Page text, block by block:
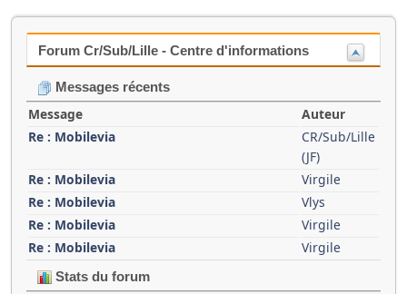
Forum Cr/Sub/Lille - Centre d'informations
Messages récents
Message
Auteur
Re : Mobilevia
CR/Sub/Lille
(JF)
Re : Mobilevia
Virgile
Re : Mobilevia
Vlys
Re : Mobilevia
Virgile
Re : Mobilevia
Virgile
Stats du forum